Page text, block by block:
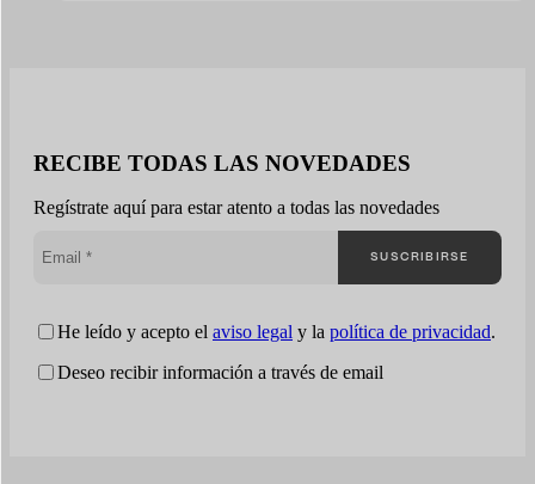
RECIBE TODAS LAS NOVEDADES
Regístrate aquí para estar atento a todas las novedades
He leído y acepto el aviso legal y la política de privacidad.
Deseo recibir información a través de email
SUSCRIBIRSE